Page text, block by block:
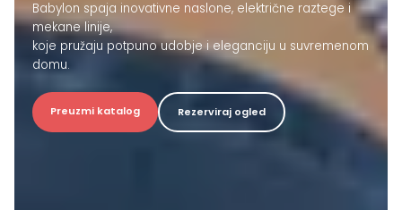
Babylon spaja inovativne naslone, električne raztege i
mekane linije,
koje pružaju potpuno udobje i eleganciju u suvremenom
domu.
Preuzmi katalog Rezerviraj ogled